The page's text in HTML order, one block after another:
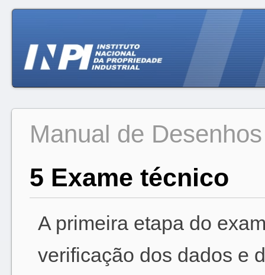
Manual de
5 Exame técnico
A primeira etapa do
verificação dos dados e